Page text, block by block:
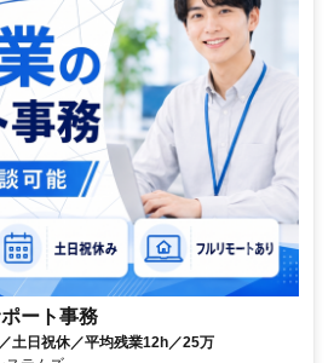
ート事務
土日祝休／平均残業12h／25万